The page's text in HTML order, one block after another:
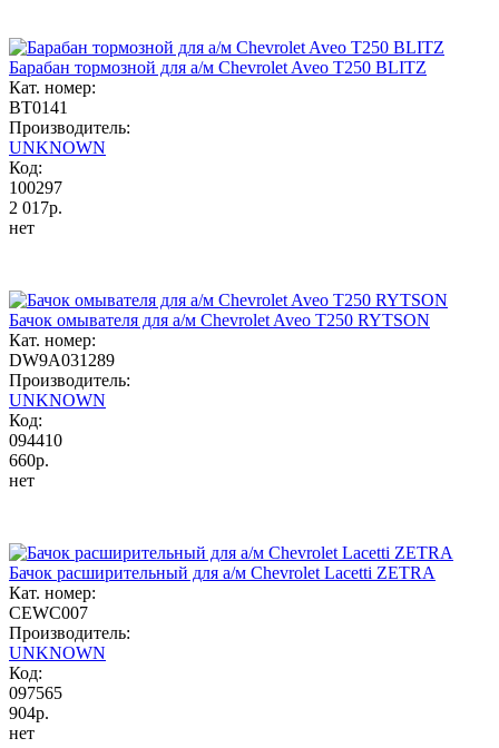
Барабан тормозной для а/м Chevrolet Aveo T250 BLITZ
Кат. номер:
BT0141
Производитель:
UNKNOWN
Код:
100297
2 017р.
нет
Бачок омывателя для а/м Chevrolet Aveo T250 RYTSON
Кат. номер:
DW9A031289
Производитель:
UNKNOWN
Код:
094410
660р.
нет
Бачок расширительный для а/м Chevrolet Lacetti ZETRA
Кат. номер:
CEWC007
Производитель:
UNKNOWN
Код:
097565
904р.
нет